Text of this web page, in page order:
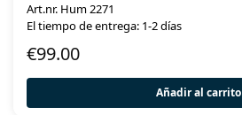
Art.nr. Hum 2271
El tiempo de entrega: 1-2 días
€99.00
Añadir al carrito